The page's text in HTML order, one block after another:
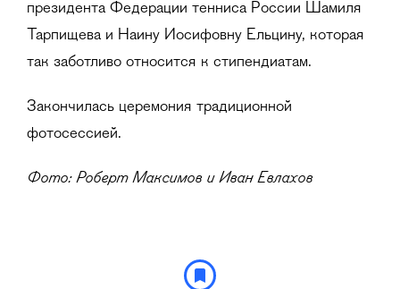
президента Федерации тенниса России Шамиля
Тарпищева и Наину Иосифовну Ельцину, которая
так заботливо относится к стипендиатам.
Закончилась церемония традиционной
фотосессией.
Фото: Роберт Максимов и Иван Евлахов